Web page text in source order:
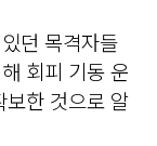
던 목격자들
회피 기동 운
보한 것으로 알